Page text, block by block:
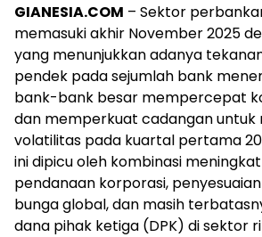
GIANESIA.COM – Sektor
memasuki akhir November 2025
yang menunjukkan adanya
pendek pada sejumlah bank
bank-bank besar mempercepat
dan memperkuat cadangan untuk
volatilitas pada kuartal pertama
ini dipicu oleh kombinasi
pendanaan korporasi,
bunga global, dan masih
dana pihak ketiga (DPK) di sektor